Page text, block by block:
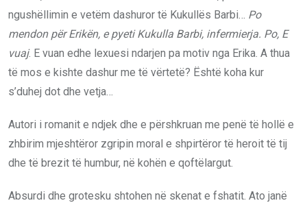
ngushëllimin e vetëm dashuror të Kukullës Barbi… Po
mendon për Erikën, e pyeti Kukulla Barbi, infermierja. Po, E
vuaj. E vuan edhe lexuesi ndarjen pa motiv nga Erika. A thua
të mos e kishte dashur me të vërtetë? Është koha kur
s’duhej dot dhe vetja…
Autori i romanit e ndjek dhe e përshkruan me penë të hollë e
zhbirim mjeshtëror zgripin moral e shpirtëror të heroit të tij
dhe të brezit të humbur, në kohën e qoftëlargut.
Absurdi dhe grotesku shtohen në skenat e fshatit. Ato janë